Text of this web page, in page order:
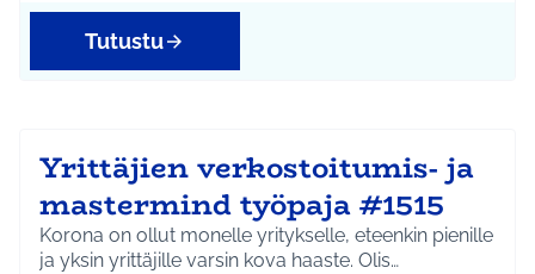
Tutustu
Yrittäjien verkostoitumis- ja
mastermind työpaja #1515
Korona on ollut monelle yritykselle, eteenkin pienille
ja yksin yrittäjille varsin kova haaste. Olis…